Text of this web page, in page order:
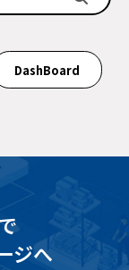
DashBoard
ジへ